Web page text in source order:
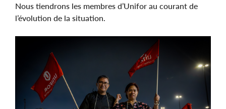
Nous tiendrons les membres d’Unifor au courant de
l’évolution de la situation.